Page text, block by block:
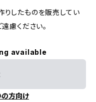
したものを販売してい
慮ください。
available
方向け